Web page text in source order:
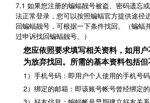
7.1 如果您注册的蝙蝠靓号被盗、密码遗忘
法正常登录，您可以按照蝙蝠官方提供途径
回蝙蝠靓号，可根据一下条件找回。（蝙蝠
过申诉找回蝙蝠靓号。）
您应依照要求填写相关资料，如用
为放弃找回。所需的基本资料包括但
1）手机号码：即用户个人使用的手机号码
2）绑定的邮箱：即该账号帐号曾经绑定的